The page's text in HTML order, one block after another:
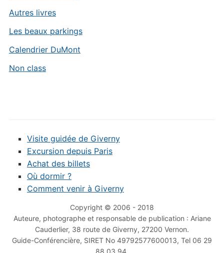
Autres livres
Les beaux parkings
Calendrier DuMont
Non class
Visite guidée de Giverny
Excursion depuis Paris
Achat des billets
Où dormir ?
Comment venir à Giverny
Copyright © 2006 - 2018
Auteure, photographe et responsable de publication : Ariane
Cauderlier, 38 route de Giverny, 27200 Vernon.
Guide-Conférencière, SIRET No 49792577600013, Tel 06 29
88 03 94.